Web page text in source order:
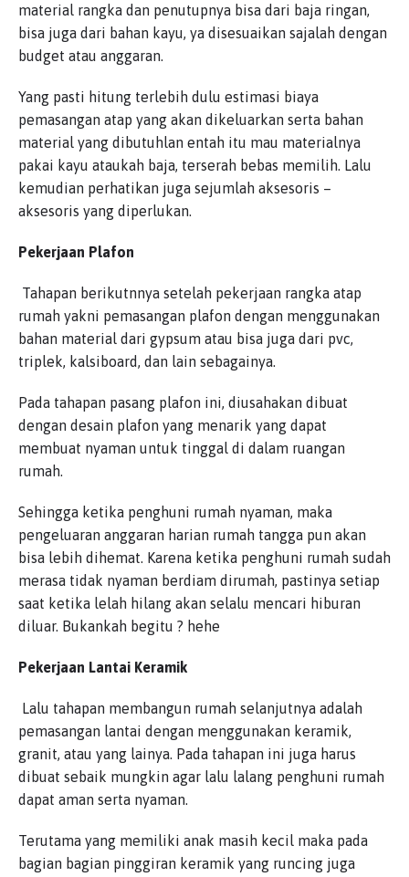
material rangka dan penutupnya bisa dari baja ringan,
bisa juga dari bahan kayu, ya disesuaikan sajalah dengan
budget atau anggaran.
Yang pasti hitung terlebih dulu estimasi biaya
pemasangan atap yang akan dikeluarkan serta bahan
material yang dibutuhlan entah itu mau materialnya
pakai kayu ataukah baja, terserah bebas memilih. Lalu
kemudian perhatikan juga sejumlah aksesoris –
aksesoris yang diperlukan.
Pekerjaan Plafon
Tahapan berikutnnya setelah pekerjaan rangka atap
rumah yakni pemasangan plafon dengan menggunakan
bahan material dari gypsum atau bisa juga dari pvc,
triplek, kalsiboard, dan lain sebagainya.
Pada tahapan pasang plafon ini, diusahakan dibuat
dengan desain plafon yang menarik yang dapat
membuat nyaman untuk tinggal di dalam ruangan
rumah.
Sehingga ketika penghuni rumah nyaman, maka
pengeluaran anggaran harian rumah tangga pun akan
bisa lebih dihemat. Karena ketika penghuni rumah sudah
merasa tidak nyaman berdiam dirumah, pastinya setiap
saat ketika lelah hilang akan selalu mencari hiburan
diluar. Bukankah begitu ? hehe
Pekerjaan Lantai Keramik
Lalu tahapan membangun rumah selanjutnya adalah
pemasangan lantai dengan menggunakan keramik,
granit, atau yang lainya. Pada tahapan ini juga harus
dibuat sebaik mungkin agar lalu lalang penghuni rumah
dapat aman serta nyaman.
Terutama yang memiliki anak masih kecil maka pada
bagian bagian pinggiran keramik yang runcing juga